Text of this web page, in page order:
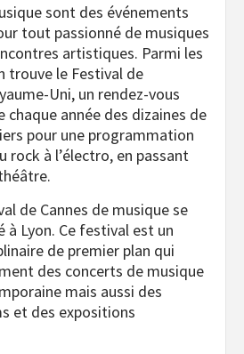
sont des événements
tout passionné de musiques
artistiques. Parmi les
trouve le Festival de
Uni, un rendez-vous
année des dizaines de
pour une programmation
rock à l’électro, en passant
de Cannes de musique se
à Lyon. Ce festival est un
de premier plan qui
des concerts de musique
mais aussi des
et des expositions